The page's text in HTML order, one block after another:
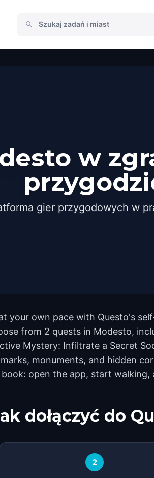
w
gier przygodowych w
your own pace with Questo's
from 2 quests in Modesto,
Mystery: Infiltrate a Secret
monuments, and hidden
open the app, start walking,
dołączyć do
2